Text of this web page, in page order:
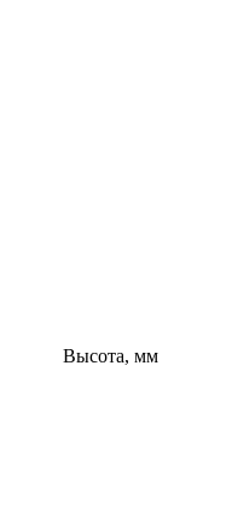
Высота, мм